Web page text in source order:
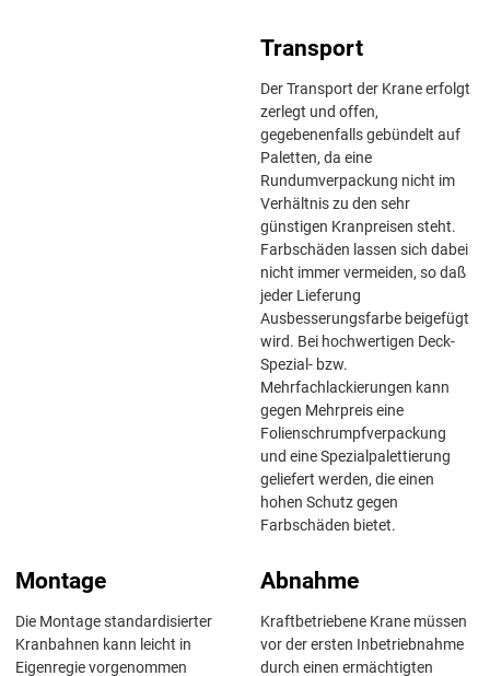
Transport
Der Transport der Krane erfolgt
zerlegt und offen,
gegebenenfalls gebündelt auf
Paletten, da eine
Rundumverpackung nicht im
Verhältnis zu den sehr
günstigen Kranpreisen steht.
Farbschäden lassen sich dabei
nicht immer vermeiden, so daß
jeder Lieferung
Ausbesserungsfarbe beigefügt
wird. Bei hochwertigen Deck-
Spezial- bzw.
Mehrfachlackierungen kann
gegen Mehrpreis eine
Folienschrumpfverpackung
und eine Spezialpalettierung
geliefert werden, die einen
hohen Schutz gegen
Farbschäden bietet.
Montage
Die Montage standardisierter
Kranbahnen kann leicht in
Eigenregie vorgenommen
Abnahme
Kraftbetriebene Krane müssen
vor der ersten Inbetriebnahme
durch einen ermächtigten